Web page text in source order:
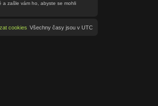
a zašle vám ho, abyste se mohli
Všechny časy jsou v UTC
cookies